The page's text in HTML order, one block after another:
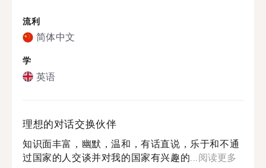
流利
简体中文
学
英语
理想的对话交换伙伴
知识面丰富，幽默，温和，有话直说，乐于和不通
过国家的人交谈并对我的国家有兴趣的... 阅读更多